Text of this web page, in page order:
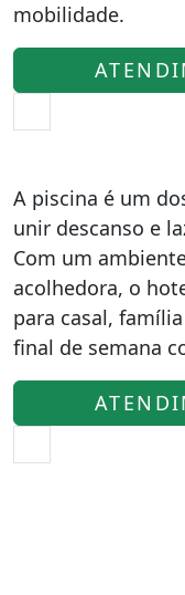
mobilidade.
A piscina é um
unir descanso e
Com um
acolhedora, o
para casal,
final de semana